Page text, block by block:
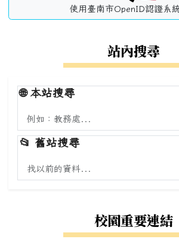
使用臺南市OpenID認證系
站內搜尋
🌐本站搜尋
搜尋本站內容
📂 舊站搜尋
搜尋舊站內容
校園重要連結